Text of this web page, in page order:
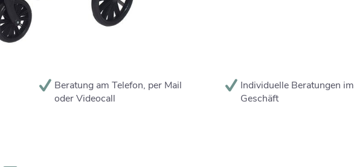
Beratung am Telefon, per Mail
oder Videocall
Individuelle Beratungen im
Geschäft